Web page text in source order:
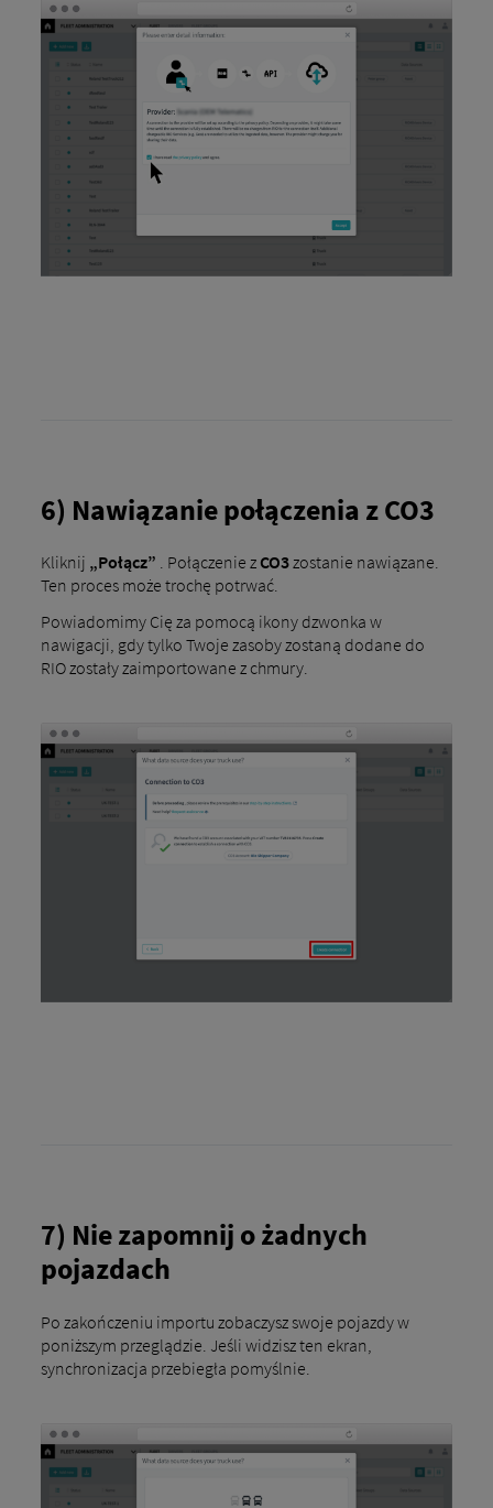
6) Nawiązanie połączenia z CO3
Kliknij „Połącz” . Połączenie z CO3zostanie nawiązane.
Ten proces może trochę potrwać.
Powiadomimy Cię za pomocą ikony dzwonka w
nawigacji, gdy tylko Twoje zasoby zostaną dodane do
RIO zostały zaimportowane z chmury.
7) Nie zapomnij o żadnych
pojazdach
Po zakończeniu importu zobaczysz swoje pojazdy w
poniższym przeglądzie. Jeśli widzisz ten ekran,
synchronizacja przebiegła pomyślnie.